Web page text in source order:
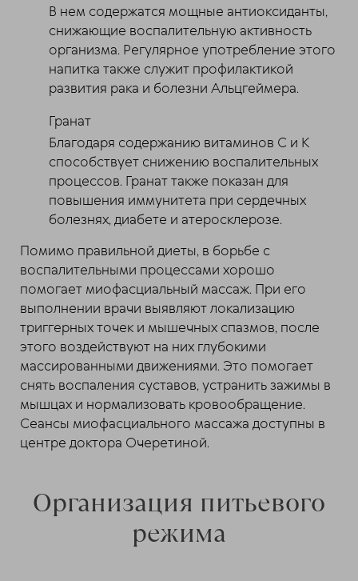
В нем содержатся мощные антиоксиданты,
снижающие воспалительную активность
организма. Регулярное употребление этого
напитка также служит профилактикой
развития рака и болезни Альцгеймера.
Гранат
Благодаря содержанию витаминов С и К
способствует снижению воспалительных
процессов. Гранат также показан для
повышения иммунитета при сердечных
болезнях, диабете и атеросклерозе.
Помимо правильной диеты, в борьбе с
воспалительными процессами хорошо
помогает миофасциальный массаж. При его
выполнении врачи выявляют локализацию
триггерных точек и мышечных спазмов, после
этого воздействуют на них глубокими
массированными движениями. Это помогает
снять воспаления суставов, устранить зажимы в
мышцах и нормализовать кровообращение.
Сеансы миофасциального массажа доступны в
центре доктора Очеретиной.
Организация питьевого
режима